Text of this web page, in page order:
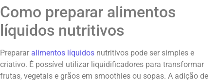
Como preparar alimentos
líquidos nutritivos
Preparar alimentos líquidos nutritivos pode ser simples e
criativo. É possível utilizar liquidificadores para transformar
frutas, vegetais e grãos em smoothies ou sopas. A adição de